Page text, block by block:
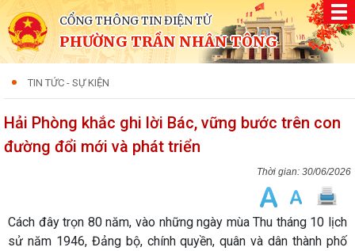
CỔNG THÔNG TIN ĐIỆN TỬ
PHƯỜNG TRẦN NHÂN TÔNG
TIN TỨC - SỰ KIỆN
Hải Phòng khắc ghi lời Bác, vững bước trên con
đường đổi mới và phát triển
30/06/2026
Cách đây trọn 80 năm, vào những ngày mùa Thu tháng 10 lịch
sử năm 1946, Đảng bộ, chính quyền, quân và dân thành phố